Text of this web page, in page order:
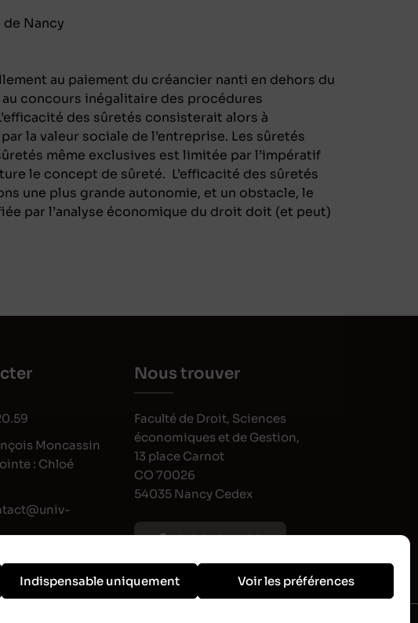
Indispensable uniquement Voir les préférences
Nancy
au paiement du créancier nanti en dehors du
concours inégalitaire des procédures
des sûretés consisterait alors à
la valeur sociale de l’entreprise. Les sûretés
même exclusives est limitée par l’impératif
le concept de sûreté. L’efficacité des sûretés
une plus grande autonomie, et un obstacle, le
par l’analyse économique du droit doit (et peut)
Moncassin
: Chloé
Nous trouver
Faculté de Droit, Sciences
économiques et de Gestion,
13 place Carnot
CO 70026
54035 Nancy Cedex
VOIR SUR MAPS